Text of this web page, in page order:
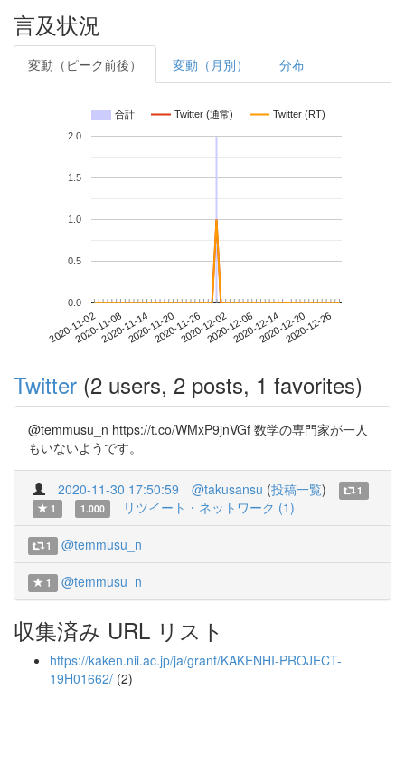
言及状況
変動（ピーク前後） 変動（月別） 分布
合計 Twitter (通常) Twitter (RT)
2020-11-022020-11-082020-11-142020-11-202020-11-262020-12-022020-12-082020-12-142020-12-202020-12-26
0.0
0.5
1.0
1.5
2.0
Twitter (2 users, 2 posts, 1 favorites)
@temmusu_n https://t.co/WMxP9jnVGf 数学の専門家が一人
もいないようです。
2020-11-30 17:50:59 @takusansu (投稿一覧)
1
1
1.000 リツイート・ネットワーク (1)
1 @temmusu_n
1 @temmusu_n
収集済み URL リスト
https://kaken.nii.ac.jp/ja/grant/KAKENHI-PROJECT-
19H01662/ (2)